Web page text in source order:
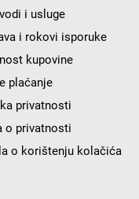
i usluge
i rokovi isporuke
kupovine
plaćanje
privatnosti
o privatnosti
o korištenju kolačića